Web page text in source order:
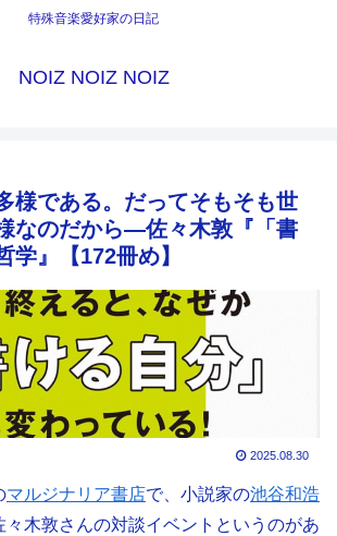
特殊音楽愛好家の日記
NOIZ NOIZ NOIZ
様である。だってそもそも世
なのだから―佐々木敦『「書
学』【172冊め】
2025.08.30
マルジナリア書店で、小説家の池谷和浩
々木敦さんの対談イベントというのがあ